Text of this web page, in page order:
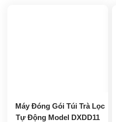
Máy Đóng Gói Túi Trà Lọc
Tự Động Model DXDD11